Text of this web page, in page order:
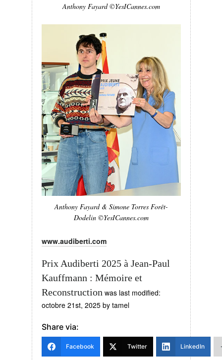
Anthony Fayard ©YesICannes.com
Anthony Fayard & Simone Torres Forêt-
Dodelin ©YesICannes.com
www.audiberti.com
Prix Audiberti 2025 à Jean-Paul
Kauffmann : Mémoire et
Reconstruction was last modified:
octobre 21st, 2025by tamel
Share via:
Facebook Twitter LinkedIn